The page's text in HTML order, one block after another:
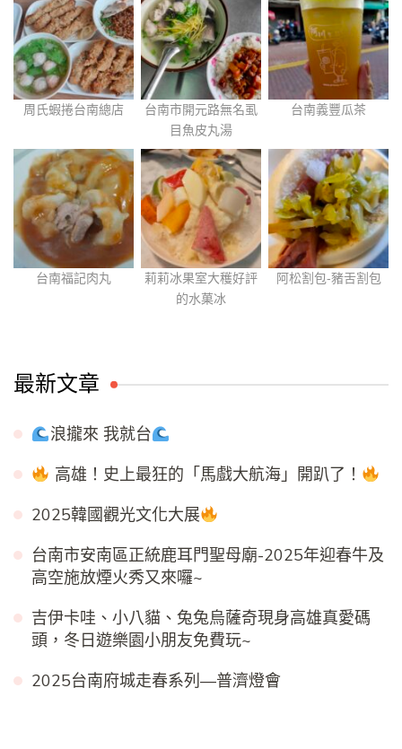
周氏蝦捲台南總店
台南市開元路無名虱
目魚皮丸湯
台南義豐瓜茶
台南福記肉丸
莉莉冰果室大穫好評
的水菓冰
阿松割包-豬舌割包
最新文章
浪攏來 我就台
高雄！史上最狂的「馬戲大航海」開趴了！
2025韓國觀光文化大展
台南市安南區正統鹿耳門聖母廟-2025年迎春牛及
高空施放煙火秀又來囉~
吉伊卡哇、小八貓、兔兔烏薩奇現身高雄真愛碼
頭，冬日遊樂園小朋友免費玩~
2025台南府城走春系列—普濟燈會